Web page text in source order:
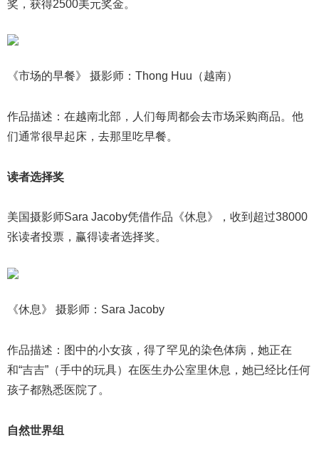
奖，获得2500美元奖金。
《市场的早餐》 摄影师：Thong Huu（越南）
作品描述：在越南北部，人们每周都会去市场采购商品。他
们通常很早起床，去那里吃早餐。
读者选择奖
美国摄影师Sara Jacoby凭借作品《休息》，收到超过38000
张读者投票，赢得读者选择奖。
《休息》 摄影师：Sara Jacoby
作品描述：图中的小女孩，得了罕见的染色体病，她正在
和“吉吉”（手中的玩具）在医生办公室里休息，她已经比任何
孩子都熟悉医院了。
自然世界组